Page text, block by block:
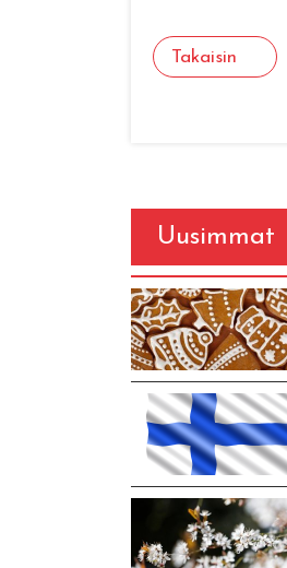
Takaisin
Uusimmat